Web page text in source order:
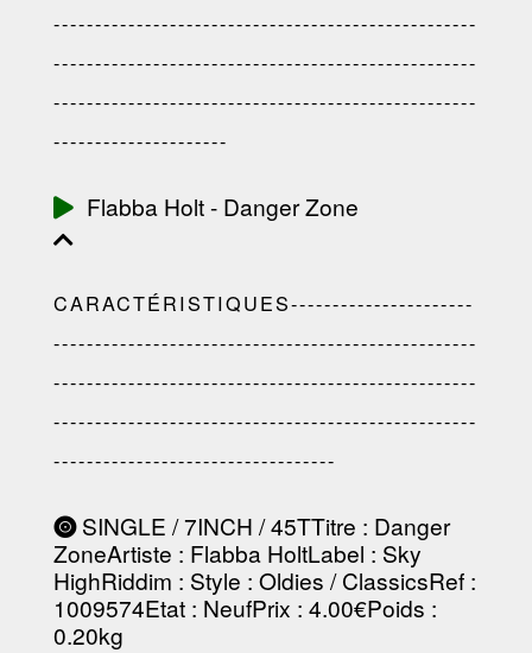
---------------------------------------------------
---------------------------------------------------
---------------------------------------------------
---------------------
Flabba Holt - Danger Zone
CARACTÉRISTIQUES----------------------
---------------------------------------------------
---------------------------------------------------
---------------------------------------------------
----------------------------------
SINGLE / 7INCH / 45TTitre : Danger
ZoneArtiste : Flabba HoltLabel : Sky
HighRiddim : Style : Oldies / ClassicsRef:
1009574Etat: NeufPrix : 4.00€Poids :
0.20kg